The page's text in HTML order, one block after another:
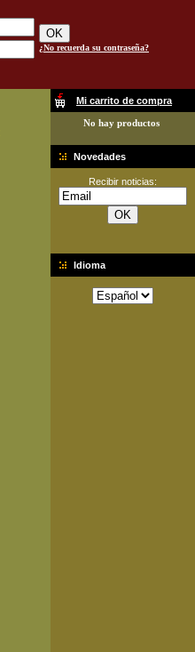
¿No recuerda su contraseña?
Mi carrito de compra
No hay productos
Novedades
Recibir noticias:
Idioma